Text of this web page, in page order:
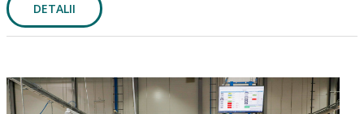
DETALII